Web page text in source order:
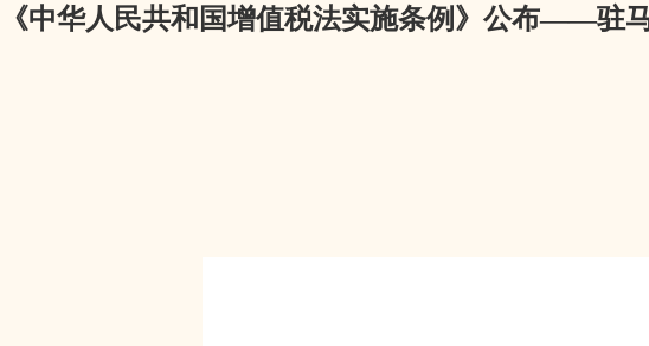
《中华人民共和国增值税法实施条例》公布——驻